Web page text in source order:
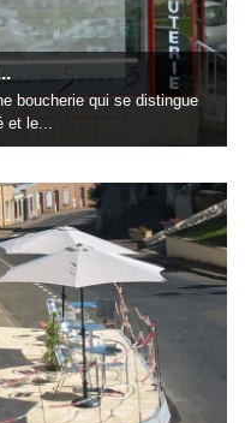
boucherie qui se distingue
et le...